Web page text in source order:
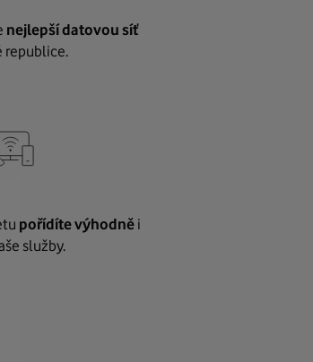
nejlepší datovou síť
republice.
pořídíte výhodněi
služby.